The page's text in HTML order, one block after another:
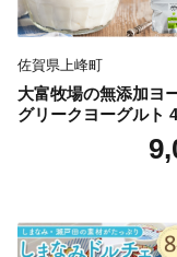
佐賀県上峰町
大富牧場の無添加ヨ
グリークヨーグルト